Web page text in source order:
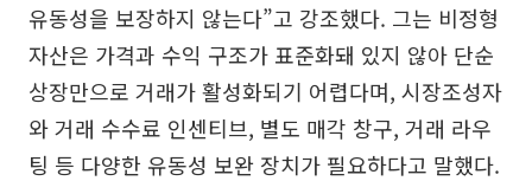
유동성을 보장하지 않는다”고 강조했다. 그는 비정형
자산은 가격과 수익 구조가 표준화돼 있지 않아 단순
상장만으로 거래가 활성화되기 어렵다며, 시장조성자
와 거래 수수료 인센티브, 별도 매각 창구, 거래 라우
팅 등 다양한 유동성 보완 장치가 필요하다고 말했다.